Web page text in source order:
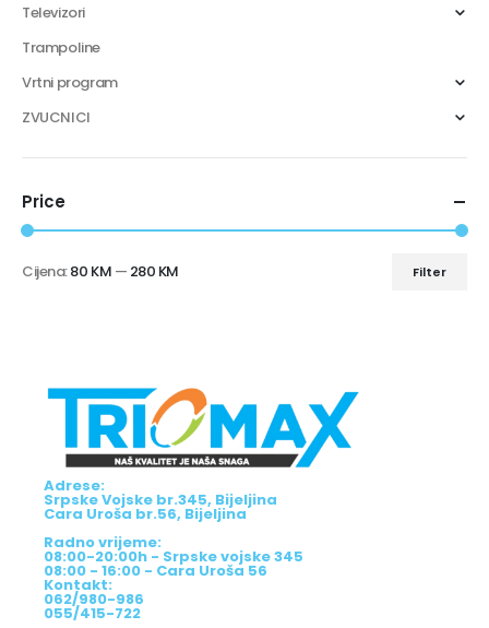
Televizori
Trampoline
Vrtni program
ZVUCNICI
Price
Filter
Cijena:80 KM — 280 KM
Adrese:
Srpske Vojske br.345, Bijeljina
Cara Uroša br.56, Bijeljina
Radno vrijeme:
08:00-20:00h - Srpske vojske 345
08:00 - 16:00 - Cara Uroša 56
Kontakt:
062/980-986
055/415-722